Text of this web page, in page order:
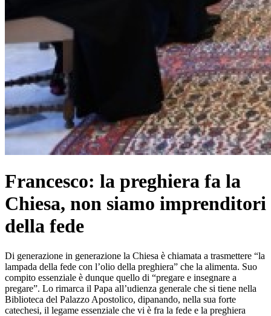
Francesco: la preghiera fa la
Chiesa, non siamo imprenditori
della fede
Di generazione in generazione la Chiesa è chiamata a trasmettere “la
lampada della fede con l’olio della preghiera” che la alimenta. Suo
compito essenziale è dunque quello di “pregare e insegnare a
pregare”. Lo rimarca il Papa all’udienza generale che si tiene nella
Biblioteca del Palazzo Apostolico, dipanando, nella sua forte
catechesi, il legame essenziale che vi è fra la fede e la preghiera